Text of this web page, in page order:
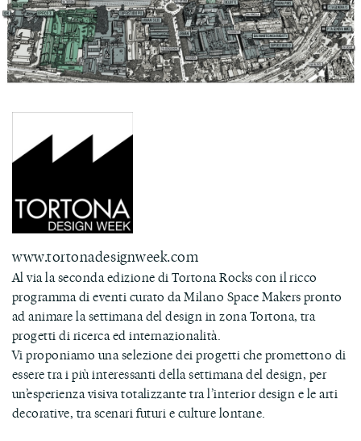
www.tortonadesignweek.com
Al via la seconda edizione di Tortona Rocks con il ricco
programma di eventi curato da Milano Space Makers pronto
ad animare la settimana del design in zona Tortona, tra
progetti di ricerca ed internazionalità.
Vi proponiamo una selezione dei progetti che promettono di
essere tra i più interessanti della settimana del design, per
un’esperienza visiva totalizzante tra l’interior design e le arti
decorative, tra scenari futuri e culture lontane.